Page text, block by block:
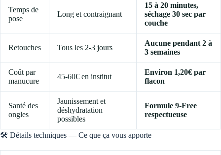
Temps de
pose
Long et contraignant
15 à 20 minutes,
séchage 30 sec par
couche
Retouches Tous les 2-3 jours
Aucune pendant 2 à
3 semaines
Coût par
manucure
45-60€ en institut
Environ 1,20€ par
flacon
Santé des
ongles
Jaunissement et
déshydratation
possibles
Formule 9-Free
respectueuse
🛠️ Détails techniques — Ce que ça vous apporte